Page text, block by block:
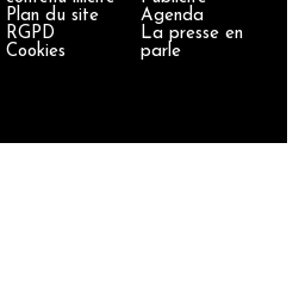
Plan du site
RGPD
Cookies
Agenda
La presse en
parle